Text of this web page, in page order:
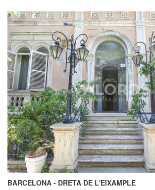
BARCELONA - DRETA DE L'EIXAMPLE